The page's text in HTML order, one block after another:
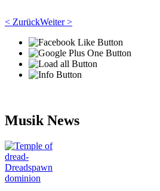
< ZurückWeiter >
Musik News